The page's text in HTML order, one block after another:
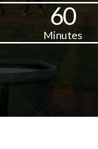
60
Minutes